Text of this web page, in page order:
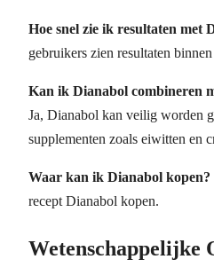
Hoe snel zie ik resultaten met
gebruikers zien resultaten
Kan ik Dianabol combineren
Ja, Dianabol kan veilig worden
supplementen zoals eiwitten en
Waar kan ik Dianabol kopen?
recept Dianabol kopen.
Wetenschappelijke